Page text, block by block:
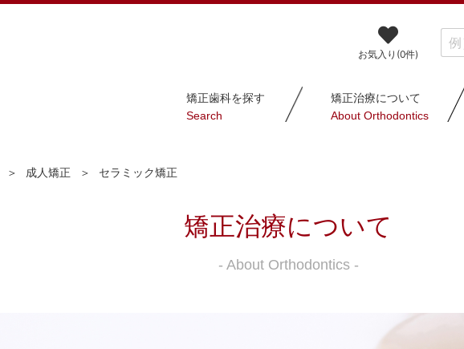
お気入り(0件)
矯正歯科を探す
Search
矯正治療について
About Orthodontics
成人矯正 セラミック矯正
矯正治療について
- About Orthodontics -